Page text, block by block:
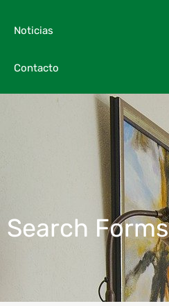
Noticias
Contacto
Search Forms